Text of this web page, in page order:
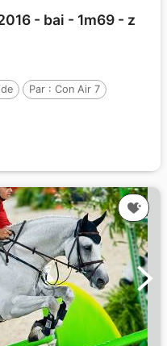
- bai - 1m69 - z
Par : Con Air 7